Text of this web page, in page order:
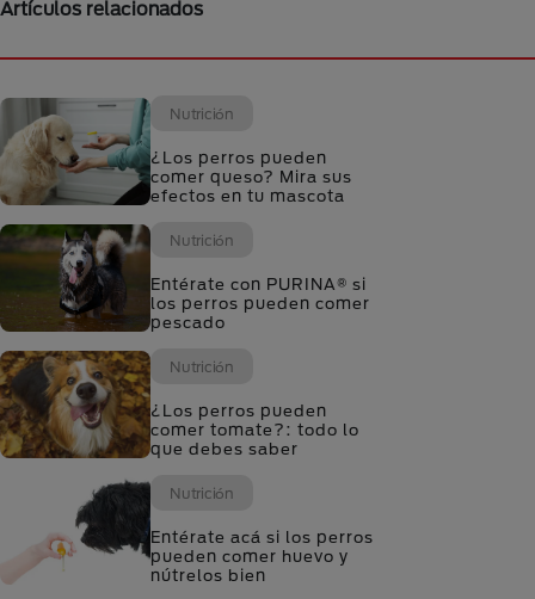
Artículos relacionados
Nutrición
¿Los perros pueden
comer queso? Mira sus
efectos en tu mascota
Nutrición
Entérate con PURINA® si
los perros pueden comer
pescado
Nutrición
¿Los perros pueden
comer tomate?: todo lo
que debes saber
Nutrición
Entérate acá si los perros
pueden comer huevo y
nútrelos bien